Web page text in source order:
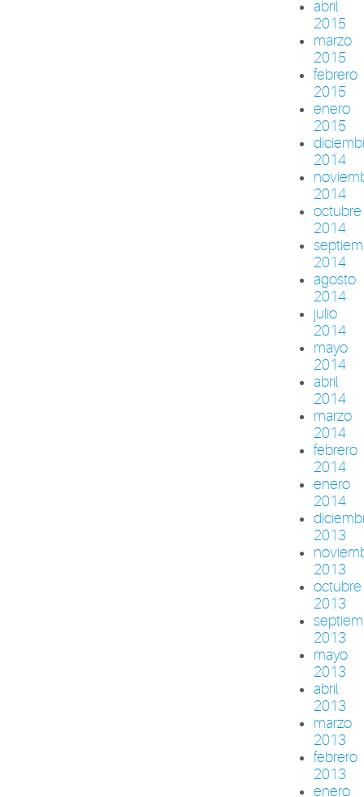
abril
2015
marzo
2015
febrero
2015
enero
2015
2014
2014
octubre
2014
2014
agosto
2014
julio
2014
mayo
2014
abril
2014
marzo
2014
febrero
2014
enero
2014
2013
2013
octubre
2013
2013
mayo
2013
abril
2013
marzo
2013
febrero
2013
enero